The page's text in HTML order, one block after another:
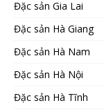
Đặc sản Gia Lai
Đặc sản Hà Giang
Đặc sản Hà Nam
Đặc sản Hà Nội
Đặc sản Hà Tĩnh